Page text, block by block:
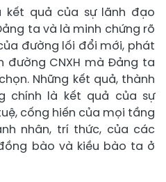
kết quả của sự lãnh đạo
ta và là minh chứng rõ
đường lối đổi mới, phát
CNXH mà Đảng ta
Những kết quả, thành
chính là kết quả của sự
cống hiến của mọi tầng
nhân, trí thức, của các
bào và kiều bào ta ở